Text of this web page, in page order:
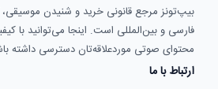
بیپ‌تونز مرجع قانونی خرید و شنیدن
فارسی و بین‌المللی است. اینجا می‌توانید با
محتوای صوتی موردعلاقه‌تان دسترسی داشته
ارتباط با ما